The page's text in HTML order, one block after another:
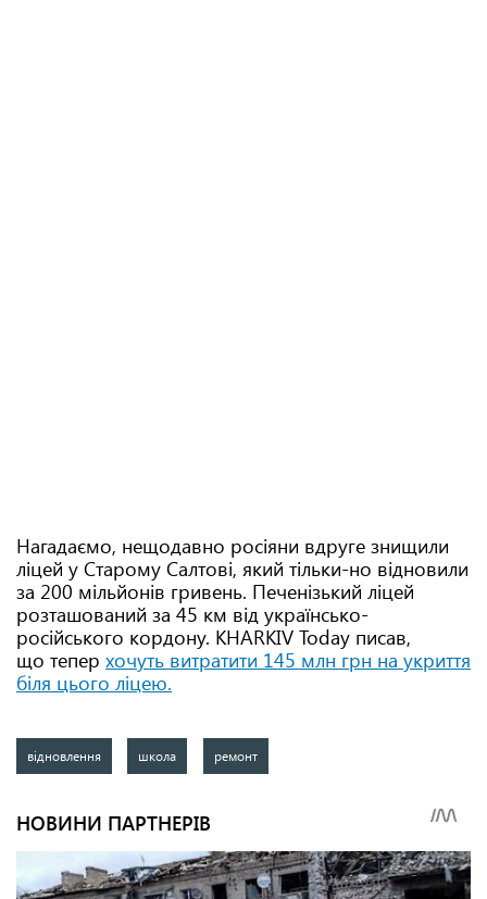
Нагадаємо, нещодавно росіяни вдруге знищили
ліцей у Старому Салтові, який тільки-но відновили
за 200 мільйонів гривень. Печенізький ліцей
розташований за 45 км від українсько-
російського кордону. KHARKIV Today писав,
що тепер хочуть витратити 145 млн грн на укриття
біля цього ліцею.
відновлення школа ремонт